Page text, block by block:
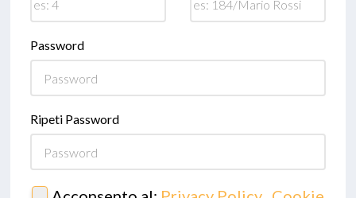
Password
Ripeti Password